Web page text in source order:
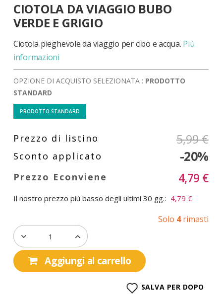
all'inizio
della
galleria
di
immagini
CIOTOLA DA VIAGGIO BUBO
VERDE E GRIGIO
Ciotola pieghevole da viaggio per cibo e acqua. Più
informazioni
OPZIONE DI ACQUISTO SELEZIONATA : PRODOTTO
STANDARD
PRODOTTO STANDARD
5,99 €
-20%
4,79 €
Il nostro prezzo più basso degli ultimi 30 gg.: 4,79 €
Solo 4rimasti
Aggiungi al carrello
SALVA PER DOPO